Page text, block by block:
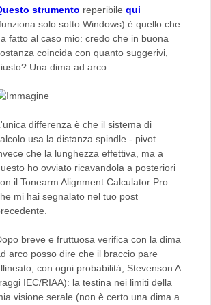
strumento reperibile qui
solo sotto Windows) è quello che
fatto al caso mio: credo che in buona
coincida con quanto suggerivi,
Una dima ad arco.
differenza è che il sistema di
usa la distanza spindle - pivot
che la lunghezza effettiva, ma a
ho ovviato ricavandola a posteriori
il Tonearm Alignment Calculator Pro
mi hai segnalato nel tuo post
breve e fruttuosa verifica con la dima
arco posso dire che il braccio pare
con ogni probabilità, Stevenson A
IEC/RIAA): la testina nei limiti della
visione serale (non è certo una dima a